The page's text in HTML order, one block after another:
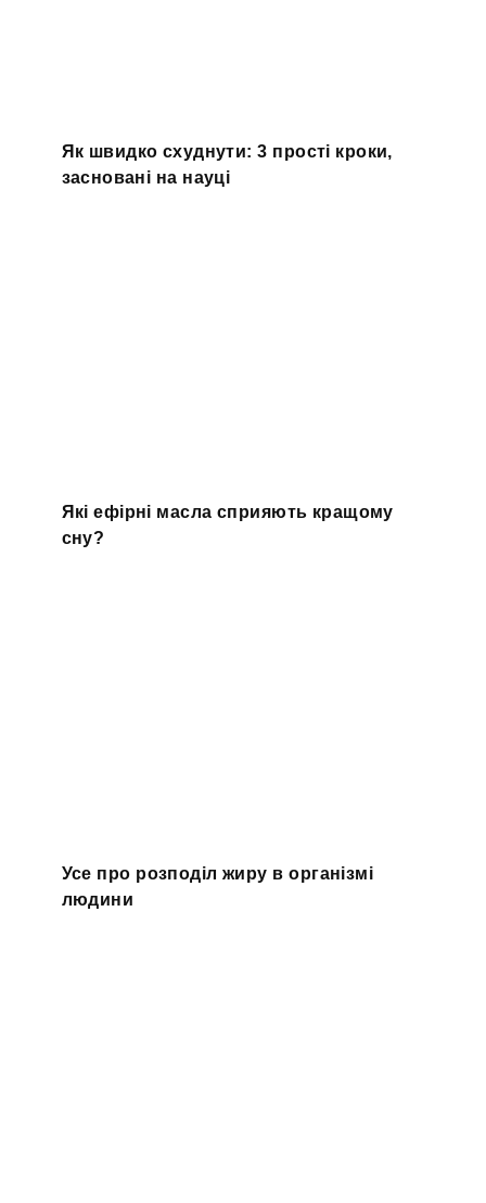
Як швидко схуднути: 3 прості кроки,
засновані на науці
Які ефірні масла сприяють кращому
сну?
Усе про розподіл жиру в організмі
людини